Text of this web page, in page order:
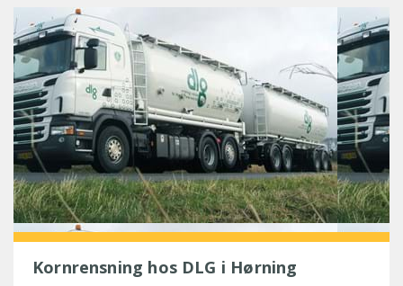
Kornrensning hos DLG i Hørning